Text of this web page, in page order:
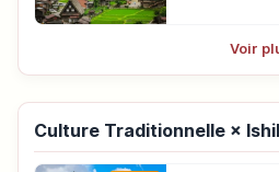
Voir
Culture Traditionnelle ×